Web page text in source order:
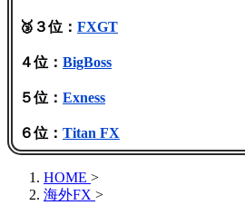
🥉３位： FXGT
４位： BigBoss
５位： Exness
６位： Titan FX
HOME >
海外FX >